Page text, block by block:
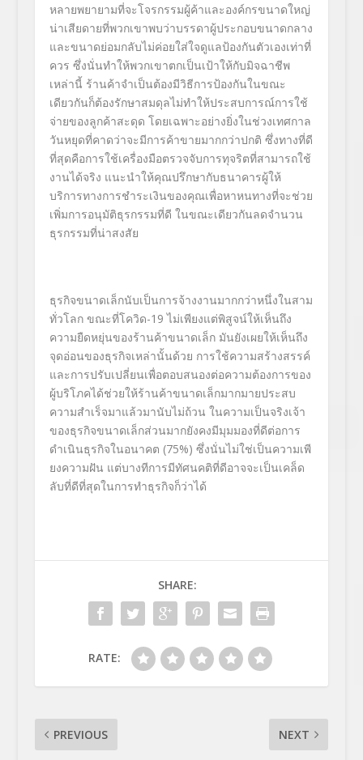
หลายพยายามที่จะโจรกรรมผู้ค้าและองค์กรขนาดใหญ่
น่าเสียดายที่พวกเขาพบว่าบรรดาผู้ประกอบขนาดกลาง
และขนาดย่อมกลับไม่ค่อยใส่ใจดูแลป้องกันตัวเองเท่าที่
ควร ซึ่งนั่นทำให้พวกเขาตกเป็นเป้าให้กับมิจฉาชีพ
เหล่านี้ ร้านค้าจำเป็นต้องมีวิธีการป้องกันในขณะ
เดียวกันก็ต้องรักษาสมดุลไม่ทำให้ประสบการณ์การใช้
จ่ายของลูกค้าสะดุด โดยเฉพาะอย่างยิ่งในช่วงเทศกาล
วันหยุดที่คาดว่าจะมีการค้าขายมากกว่าปกติ ซึ่งทางที่ดี
ที่สุดคือการใช้เครื่องมือตรวจจับการทุจริตที่สามารถใช้
งานได้จริง แนะนำให้คุณปรึกษากับธนาคารผู้ให้
บริการทางการชำระเงินของคุณเพื่อหาหนทางที่จะช่วย
เพิ่มการอนุมัติธุรกรรมที่ดี ในขณะเดียวกันลดจำนวน
ธุรกรรมที่น่าสงสัย
ธุรกิจขนาดเล็กนับเป็นการจ้างงานมากกว่าหนึ่งในสาม
ทั่วโลก ขณะที่โควิด-19ไม่เพียงแต่พิสูจน์ให้เห็นถึง
ความยืดหยุ่นของร้านค้าขนาดเล็ก มันยังเผยให้เห็นถึง
จุดอ่อนของธุรกิจเหล่านั้นด้วย การใช้ความสร้างสรรค์
และการปรับเปลี่ยนเพื่อตอบสนองต่อความต้องการของ
ผู้บริโภคได้ช่วยให้ร้านค้าขนาดเล็กมากมายประสบ
ความสำเร็จมาแล้วมานับไม่ถ้วน ในความเป็นจริงเจ้า
ของธุรกิจขนาดเล็กส่วนมากยังคงมีมุมมองที่ดีต่อการ
ดำเนินธุรกิจในอนาคต (75%) ซึ่งนั่นไม่ใช่เป็นความเพี
ยงความฝัน แต่บางทีการมีทัศนคติที่ดีอาจจะเป็นเคล็ด
ลับที่ดีที่สุดในการทำธุรกิจก็ว่าได้
SHARE:
RATE:
PREVIOUS NEXT